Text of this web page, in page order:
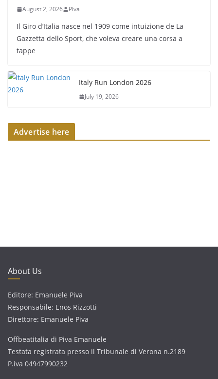
August 2, 2026 Piva
Il Giro d’Italia nasce nel 1909 come intuizione de La
Gazzetta dello Sport, che voleva creare una corsa a
tappe
Italy Run London 2026
July 19, 2026
Advertise here
About Us
Editore: Emanuele Piva
Responsabile: Enos Rizzotti
Direttore: Emanuele Piva
Offbeatitalia di Piva Emanuele
Testata registrata presso il Tribunale di Verona n.2189
P.iva 04947990232